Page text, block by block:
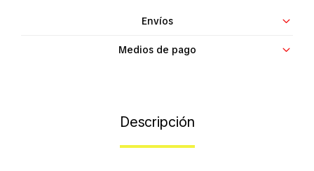
Envíos
Medios de pago
Descripción